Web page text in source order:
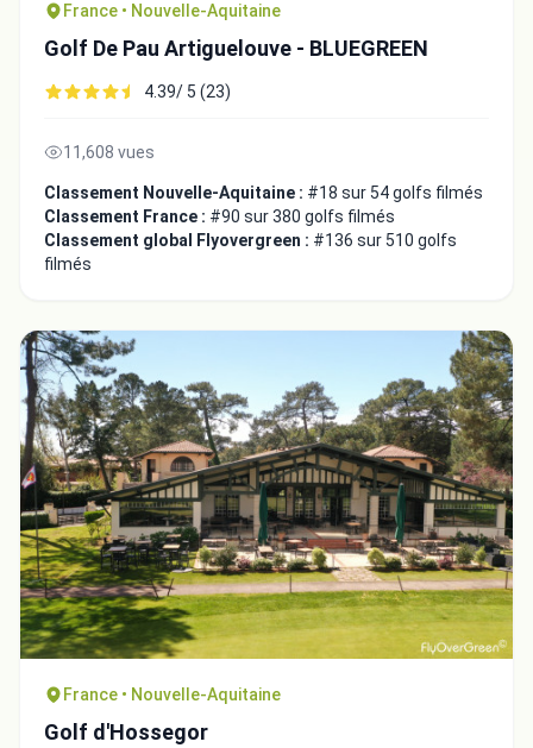
France • Nouvelle-Aquitaine
Golf De Pau Artiguelouve - BLUEGREEN
4.39/ 5 (23)
11,608 vues
Classement Nouvelle-Aquitaine : #18 sur 54 golfs filmés
Classement France : #90 sur 380 golfs filmés
Classement global Flyovergreen : #136 sur 510 golfs
filmés
France • Nouvelle-Aquitaine
Golf d'Hossegor